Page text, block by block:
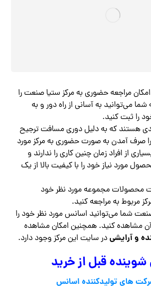
امکان مراجعه حضوری به مرکز ستیا صنعت را
شما می‌توانید به آسانی از راه دور و به
را ثبت کنید.
هستند که به دلیل دوری مسافت ترجیح
صرف آمدن به صورت حضوری به مرکز مورد
از افراد زمان چنین کاری را ندارند و
مورد نیاز خود را با کیفیت بالا از یک
محصولات مجموعه مورد نظر خود
مربوط به مراجعه کنید.
شما می‌توانید اسانس مورد نظر خود را
مشاهده کنید. همچنین امکان مشاهده
و آرایشیدر سایت این مرکز وجود دارد.
قبل از خرید
های تولیدکننده اسانس